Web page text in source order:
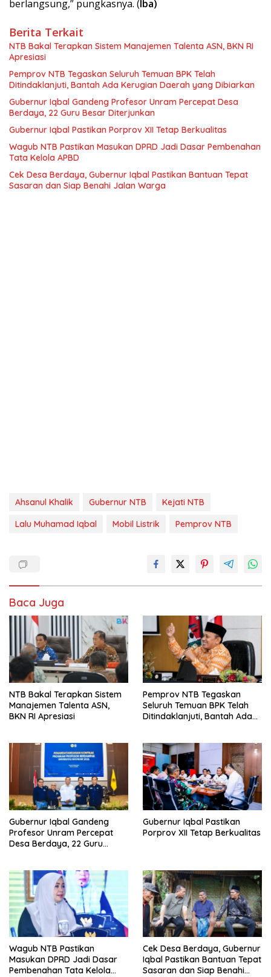
berlangsung,” pungkasnya. (Iba)
Berita Terkait
NTB Bakal Terapkan Sistem Manajemen Talenta ASN, BKN RI
Apresiasi
Pemprov NTB Tegaskan Seluruh Temuan BPK Telah
Ditindaklanjuti, Bantah Ada Kerugian Daerah yang Dibiarkan
Gubernur Iqbal Gandeng Profesor Unram Percepat Desa
Berdaya, 22 Guru Besar Diterjunkan
Gubernur Iqbal Pastikan Porprov XII Tetap Berkualitas
Wagub NTB Pastikan Masukan DPRD Jadi Dasar Pembenahan
Tata Kelola APBD
Cek Desa Berdaya, Gubernur Iqbal Pastikan Bantuan Tepat
Sasaran dan Siap Benahi Jalan Warga
Ahsanul Khalik Gubernur NTB
Kejati NTB
Lalu Muhamad Iqbal
Mobil Listrik Pemprov NTB
Baca Juga
NTB Bakal Terapkan Sistem
Manajemen Talenta ASN,
BKN RI Apresiasi
Pemprov NTB Tegaskan
Seluruh Temuan BPK Telah
Ditindaklanjuti, Bantah Ada
Gubernur Iqbal Gandeng
Profesor Unram Percepat
Desa Berdaya, 22 Guru
Gubernur Iqbal Pastikan
Porprov XII Tetap Berkualitas
Wagub NTB Pastikan
Masukan DPRD Jadi Dasar
Pembenahan Tata Kelola
Cek Desa Berdaya, Gubernur
Iqbal Pastikan Bantuan Tepat
Sasaran dan Siap Benahi